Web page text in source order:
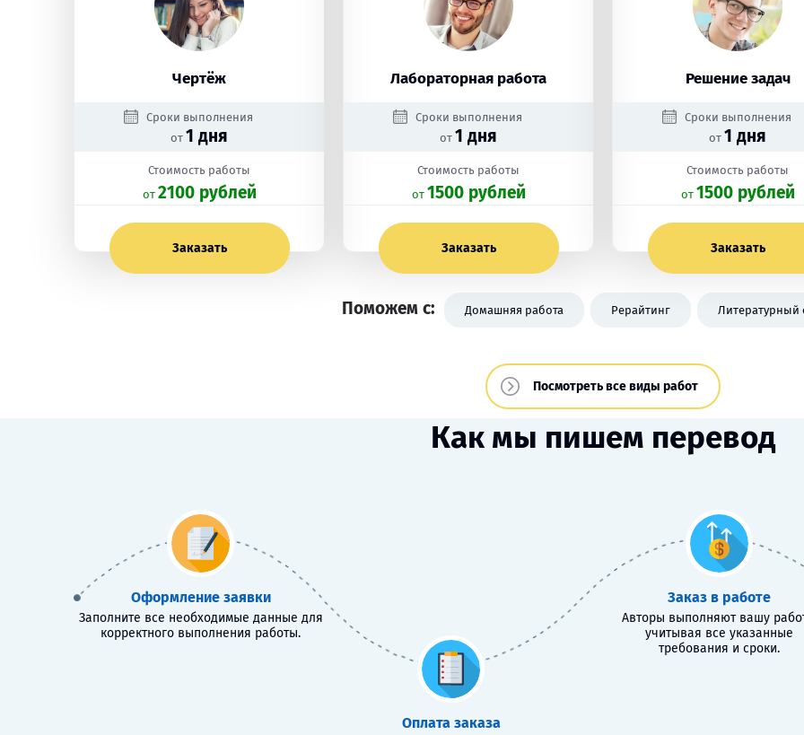
Чертёж
Сроки выполнения
от 1 дня
Стоимость работы
oт 2100 рублей
Заказать
Лабораторная работа
Сроки выполнения
от 1 дня
Стоимость работы
oт 1500 рублей
Заказать
Решение задач
Сроки выполнения
от 1 дня
Стоимость работы
oт 1500 рублей
Заказать
Поможем с: Домашняя работа Рерайтинг Литературный
Посмотреть все виды работ
Как мы пишем перевод
Оформление заявки
Заполните все необходимые данные для
корректного выполнения работы.
Оплата заказа
Заказ в работе
Авторы выполняют вашу
учитывая все указанные
требования и сроки.